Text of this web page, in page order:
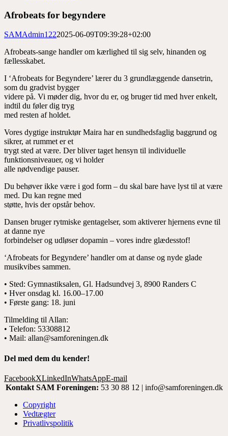
Afrobeats for begyndere
SAMAdmin1222025-06-09T09:39:28+02:00
Afrobeats-sange handler om kærlighed til sig selv, hinanden og
fællesskabet.
I ‘Afrobeats for Begyndere’ lærer du 3 grundlæggende dansetrin,
som du gradvist bygger
videre på. Vi møder dig, hvor du er, og bruger tid med hver enkelt,
indtil du føler dig tryg
med resten af holdet.
Vores dygtige instruktør Maira har en sundhedsfaglig baggrund og
sikrer, at rummet er et
trygt sted at være. Der bliver taget hensyn til individuelle
funktionsniveauer, og vi holder
alle nødvendige pauser.
Du behøver ikke være i god form – du skal bare have lyst til at være
med. Du kan regne med
støtte, hvis der opstår behov.
Dansen bruger rytmiske gentagelser, som aktiverer hjernens evne til
at danne nye
forbindelser og udløser dopamin – vores indre glædesstof!
‘Afrobeats for Begyndere’ handler om at danse og nyde glade
musikvibes sammen.
• Sted: Gymnastiksalen, Gl. Hadsundvej 3, 8900 Randers C
• Hver onsdag kl. 16.00–17.00
• Første gang: 18. juni
Tilmelding til Allan:
• Telefon: 53308812
• Mail: allan@samforeningen.dk
Del med dem du kender!
FacebookXLinkedInWhatsAppE-mail
Kontakt SAM Foreningen: 53 30 88 12 | info@samforeningen.dk
Copyright
Vedtægter
Privatlivspolitik